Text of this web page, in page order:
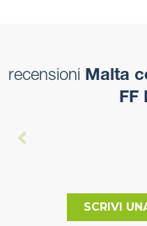
recensioni Malta
FF
SCRIVI